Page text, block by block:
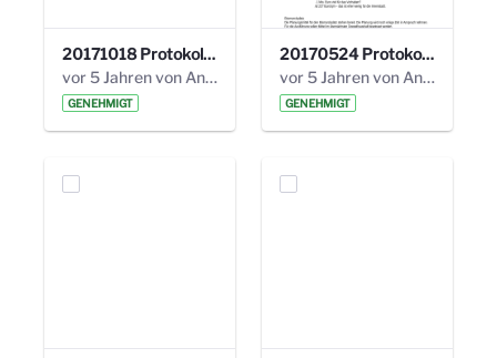
20171018 Protokoll 21. Steuerungskreis.pdf
vor 5 Jahren von Anni Schlumberger
GENEHMIGT
20170524 Protokoll 20. Steuerungskreis.pdf
vor 5 Jahren von Anni Schlumberger
GENEHMIGT